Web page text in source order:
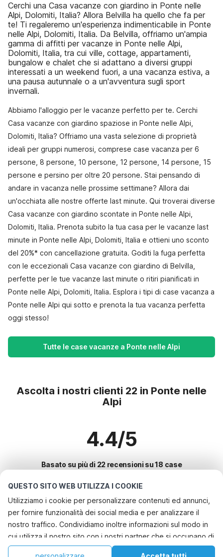
QUESTO SITO WEB UTILIZZA I COOKIE
Utilizziamo i cookie per personalizzare contenuti ed annunci,
per fornire funzionalità dei social media e per analizzare il
nostro traffico. Condividiamo inoltre informazioni sul modo in
cui utilizza il nostro sito con i nostri partner che si occupano di
analisi dei dati web, pubblicità e social media, i quali
Cerchi una Casa vacanze con giardino in Ponte nelle
Alpi, Dolomiti, Italia? Allora Belvilla ha quello che fa per
te! Ti regaleremo un'esperienza indimenticabile in Ponte
nelle Alpi, Dolomiti, Italia. Da Belvilla, offriamo un'ampia
gamma di affitti per vacanze in Ponte nelle Alpi,
Dolomiti, Italia, tra cui ville, cottage, appartamenti,
bungalow e chalet che si adattano a diversi gruppi
interessati a un weekend fuori, a una vacanza estiva, a
una pausa autunnale o a un'avventura sugli sport
invernali.
Abbiamo l'alloggio per le vacanze perfetto per te. Cerchi
Casa vacanze con giardino spaziose in Ponte nelle Alpi,
Dolomiti, Italia? Offriamo una vasta selezione di proprietà
ideali per gruppi numerosi, comprese case vacanza per 6
persone, 8 persone, 10 persone, 12 persone, 14 persone, 15
persone e persino per oltre 20 persone. Stai pensando di
andare in vacanza nelle prossime settimane? Allora dai
un'occhiata alle nostre offerte last minute. Qui troverai diverse
Casa vacanze con giardino scontate in Ponte nelle Alpi,
Dolomiti, Italia. Prenota subito la tua casa per le vacanze last
minute in Ponte nelle Alpi, Dolomiti, Italia e ottieni uno sconto
del 20%* con cancellazione gratuita. Goditi la fuga perfetta
con le eccezionali Casa vacanze con giardino di Belvilla,
perfette per le tue vacanze last minute o ritiri pianificati in
Ponte nelle Alpi, Dolomiti, Italia. Esplora i tipi di case vacanza a
Ponte nelle Alpi qui sotto e prenota la tua vacanza perfetta
oggi stesso!
Tutte le case vacanze a Ponte nelle Alpi
Ascolta i nostri clienti 22 in Ponte nelle
Alpi
4.4/5
Basato su più di 22 recensioni su 18 case
Le destinazioni più popolari per le
vacanze
Città con i migliori servizi per le vacanze
Casa vacanze a misura di bambino bayeux